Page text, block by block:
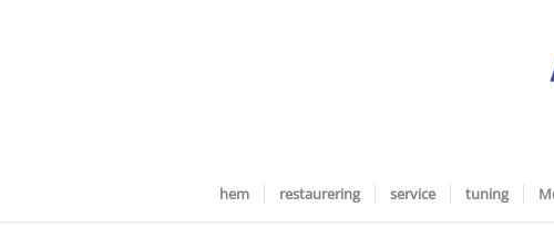
hem restaurering service tuning